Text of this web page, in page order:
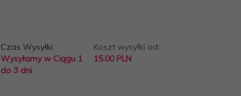
Czas Wysyłki:
Wysyłamy w Ciągu 1
do 3 dni
Koszt wysyłki od:
15.00 PLN